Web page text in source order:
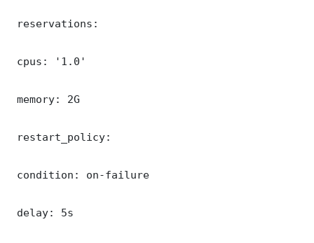
reservations:
cpus: '1.0'
memory: 2G
restart_policy:
condition: on-failure
delay: 5s